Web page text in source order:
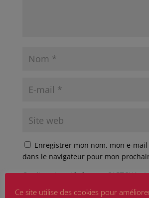
Enregistrer mon nom, mon e-
dans le navigateur pour mon
Ce site est protégé par reCAPTCHA et
Ce site utilise des cookies pour